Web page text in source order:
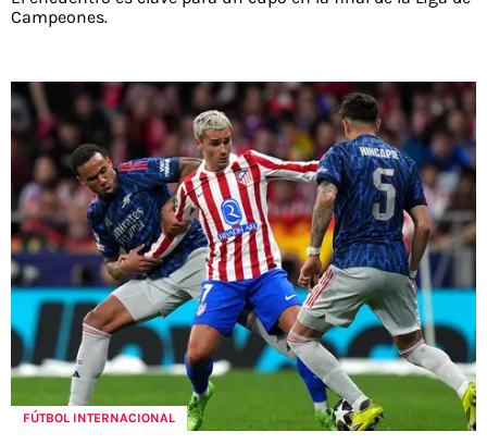
Campeones.
FÚTBOL INTERNACIONAL